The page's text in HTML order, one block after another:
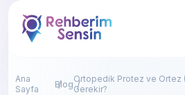
Ana
Sayfa
BlogOrtopedik Protez ve Ortez
Gerekir?